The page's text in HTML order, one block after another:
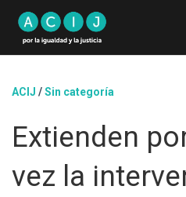
ACIJ /Sin categoría
Extienden
vez la